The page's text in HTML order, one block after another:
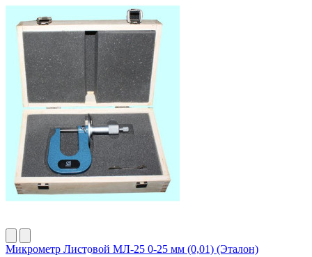
Микрометр Листовой МЛ-25 0-25 мм (0,01) (Эталон)